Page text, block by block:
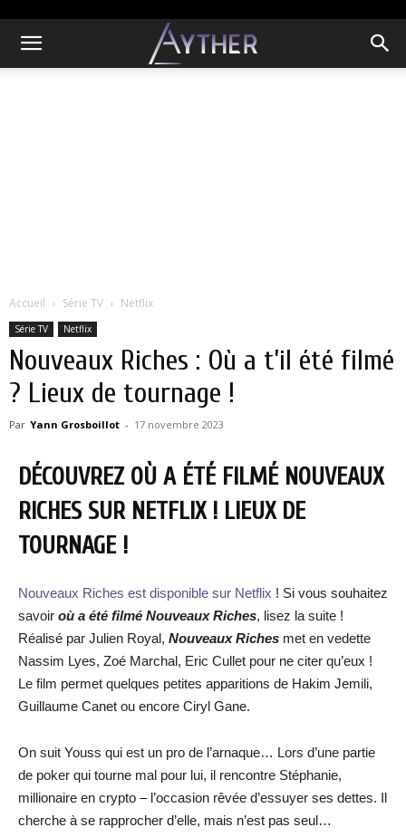
Accueil Série TV Netflix
Série TV Netflix
Nouveaux Riches : Où a t’il été filmé
? Lieux de tournage !
Par Yann Grosboillot - 17 novembre 2023
DÉCOUVREZ OÙ A ÉTÉ FILMÉ NOUVEAUX
RICHES SUR NETFLIX ! LIEUX DE
TOURNAGE !
Nouveaux Riches est disponible sur Netflix ! Si vous souhaitez
savoir où a été filmé Nouveaux Riches, lisez la suite !
Réalisé par Julien Royal, Nouveaux Riches met en vedette
Nassim Lyes, Zoé Marchal, Eric Cullet pour ne citer qu’eux !
Le film permet quelques petites apparitions de Hakim Jemili,
Guillaume Canet ou encore Ciryl Gane.
On suit Youss qui est un pro de l’arnaque… Lors d’une partie
de poker qui tourne mal pour lui, il rencontre Stéphanie,
millionaire en crypto – l’occasion rêvée d’essuyer ses dettes. Il
cherche à se rapprocher d’elle, mais n’est pas seul…